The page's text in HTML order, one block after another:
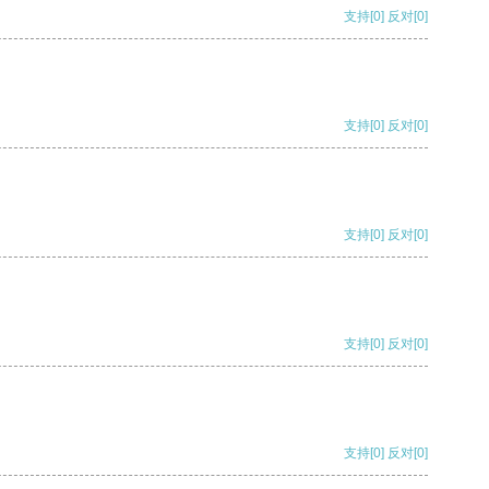
支持[0] 反对[0]
支持[0] 反对[0]
支持[0] 反对[0]
支持[0] 反对[0]
支持[0] 反对[0]